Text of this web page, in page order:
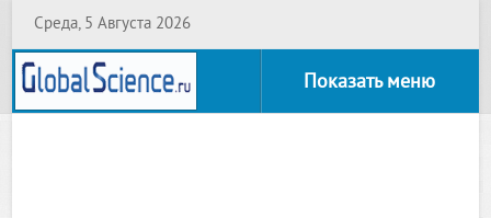
Среда, 5 Августа 2026
Показать меню